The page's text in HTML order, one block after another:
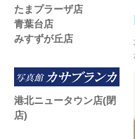
たまプラーザ店
青葉台店
みすずが丘店
港北ニュータウン店(閉
店)